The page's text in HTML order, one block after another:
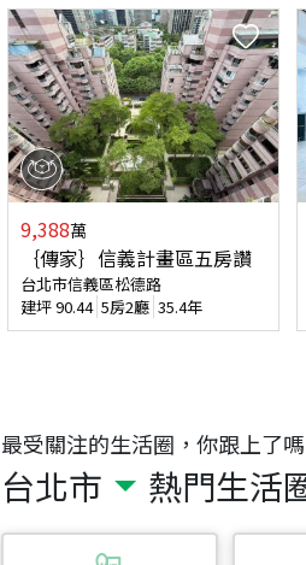
最受關注的生活圈，你跟上了嗎
台北市 熱門生活
9,388萬
｛傳家｝信義計畫區五房讚
台北市信義區松德路
建坪90.44 5房2廳 35.4年